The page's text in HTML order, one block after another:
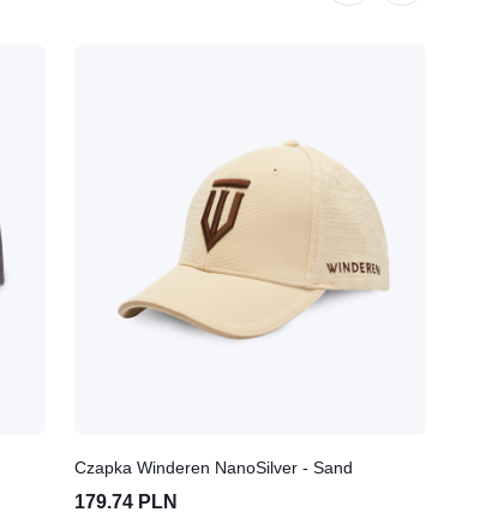
Czapka Winderen NanoSilver - Sand
179.74 PLN